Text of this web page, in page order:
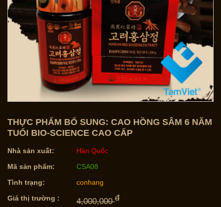
THỰC PHẨM BỔ SUNG: CAO HỒNG SÂM 6 NĂM
TUỔI BIO-SCIENCE CAO CẤP
Nhà sản xuất:
Hàn Quốc
Mã sản phẩm:
CSA08
Tình trạng:
conhang
Giá thị trường :
4,000,000đ